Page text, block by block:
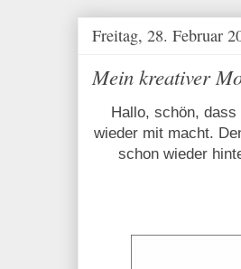
Freitag, 28. Februar
Mein kreativer
Hallo, schön,
wieder mit macht.
schon wieder